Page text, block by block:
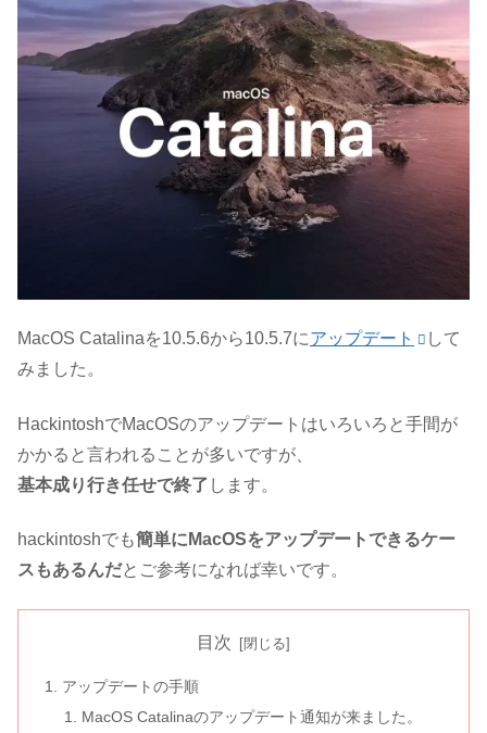
MacOS Catalinaを10.5.6から10.5.7にアップデート
して
みました。
HackintoshでMacOSのアップデートはいろいろと手間が
かかると言われることが多いですが、
基本成り行き任せで終了 します。
hackintoshでも簡単にMacOSをアップデートできるケー
スもあるんだとご参考になれば幸いです。
目次
アップデートの手順
MacOS Catalinaのアップデート通知が来ました。